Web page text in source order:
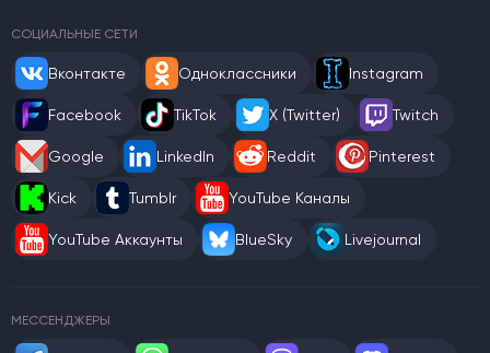
СОЦИАЛЬНЫЕ СЕТИ
Вконтакте Одноклассники Instagram
Facebook TikTok X (Twitter) Twitch
Google LinkedIn Reddit Pinterest
Kick Tumblr YouTube Каналы
YouTube Аккаунты BlueSky Livejournal
МЕССЕНДЖЕРЫ